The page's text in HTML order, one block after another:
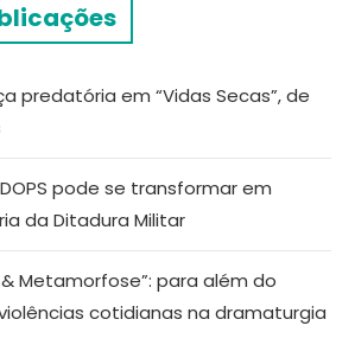
predatória em “Vidas Secas”, de
pode se transformar em
da Ditadura Militar
& Metamorfose”: para além do
cotidianas na dramaturgia